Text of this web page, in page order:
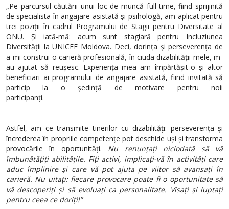
„Pe parcursul căutării unui loc de muncă full-time, fiind sprijinită
de specialista în angajare asistată și psihologă, am aplicat pentru
trei poziții în cadrul Programului de Stagii pentru Diversitate al
ONU. Și iată-mă: acum sunt stagiară pentru Incluziunea
Diversității la UNICEF Moldova. Deci, dorința și perseverența de
a-mi construi o carieră profesională, în ciuda dizabilității mele, m-
au ajutat să reușesc. Experiența mea am împărtășit-o și altor
beneficiari ai programului de angajare asistată, fiind invitată să
particip la o ședință de motivare pentru noii
participanți.
Astfel, am ce transmite tinerilor cu dizabilități: perseverența și
încrederea în propriile competențe pot deschide uși și transforma
provocările în oportunități. Nu renunțați niciodată să vă
îmbunătățiți abilitățile. Fiți activi, implicați-vă în activități care
aduc împlinire și care vă pot ajuta pe viitor să avansați în
carieră. Nu uitați: fiecare provocare poate fi o oportunitate să
vă descoperiți și să evoluați ca personalitate. Visați și luptați
pentru ceea ce doriți!”